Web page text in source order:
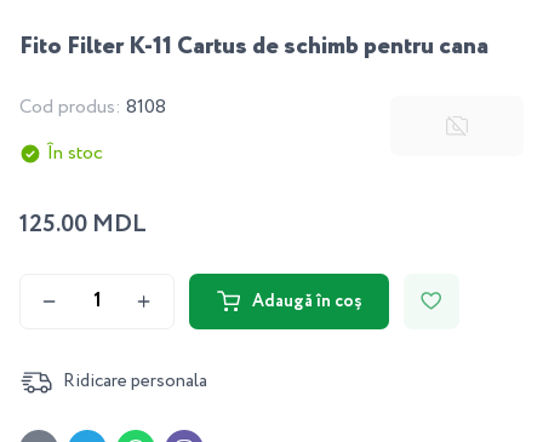
Fito Filter К-11 Cartus de schimb pentru cana
Cod produs: 8108
În stoc
125.00 MDL
Adaugă în coș
Ridicare personala